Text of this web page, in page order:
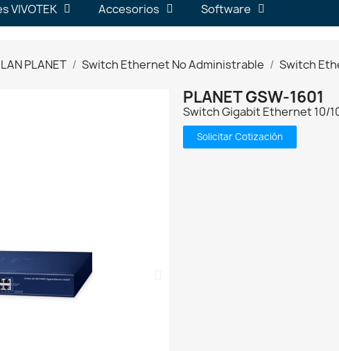
VIVOTEK Accesorios Software
PLANET Switch Ethernet No Administrable Switch
PLANET GSW-1601
Switch Gigabit Ethernet 10/
Solicitar Cotización